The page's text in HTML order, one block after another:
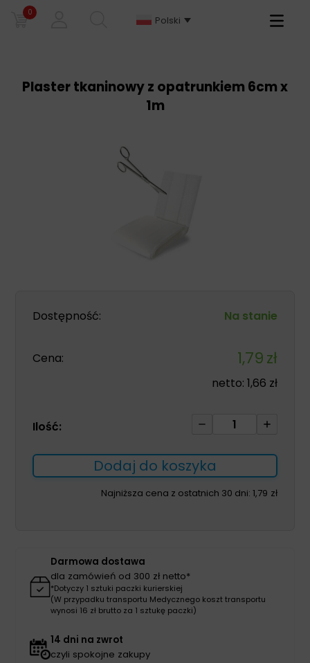
0
Polski
Primary
Plaster tkaninowy z opatrunkiem 6cm x
1m
Dostępność: Na stanie
Cena: 1,79zł
netto: 1,66 zł
Ilość:
ilość
tkaninowy
z
opatrunkiem
Dodaj do koszyka
Najniższa cena z ostatnich 30 dni: 1,79 zł
Darmowa dostawa
dla zamówień od 300 zł netto*
*Dotyczy 1 sztuki paczki kurierskiej
(W przypadku transportu Medycznego koszt transportu
wynosi 16 zł brutto za 1 sztukę paczki)
14 dni na zwrot
czyli spokojne zakupy